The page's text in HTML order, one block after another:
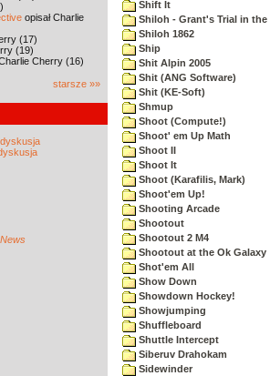
opisał Charlie
(17)
(19)
Cherry (16)
starsze »»
Shift It
Shiloh - Grant's Trial in the
Shiloh 1862
Ship
Shit Alpin 2005
Shit (ANG Software)
Shit (KE-Soft)
Shmup
Shoot (Compute!)
Shoot' em Up Math
Shoot II
Shoot It
Shoot (Karafilis, Mark)
Shoot'em Up!
Shooting Arcade
Shootout
Shootout 2 M4
Shootout at the Ok Galaxy
Shot'em All
Show Down
Showdown Hockey!
Showjumping
Shuffleboard
Shuttle Intercept
Siberuv Drahokam
Sidewinder